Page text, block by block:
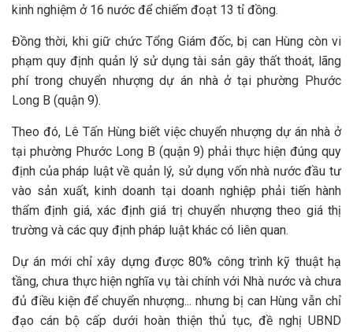
kinh nghiệm ở 16 nước để chiếm đoạt 13 tỉ đồng.
Đồng thời, khi giữ chức Tổng Giám đốc, bị can Hùng còn vi
phạm quy định quản lý sử dụng tài sản gây thất thoát, lãng
phí trong chuyển nhượng dự án nhà ở tại phường Phước
Long B (quận 9).
Theo đó, Lê Tấn Hùng biết việc chuyển nhượng dự án nhà ở
tại phường Phước Long B (quận 9) phải thực hiện đúng quy
định của pháp luật về quản lý, sử dụng vốn nhà nước đầu tư
vào sản xuất, kinh doanh tại doanh nghiệp phải tiến hành
thẩm định giá, xác định giá trị chuyển nhượng theo giá thị
trường và các quy định pháp luật khác có liên quan.
Dự án mới chỉ xây dựng được 80% công trình kỹ thuật hạ
tầng, chưa thực hiện nghĩa vụ tài chính với Nhà nước và chưa
đủ điều kiện để chuyển nhượng... nhưng bị can Hùng vẫn chỉ
đạo cán bộ cấp dưới hoàn thiện thủ tục, đề nghị UBND